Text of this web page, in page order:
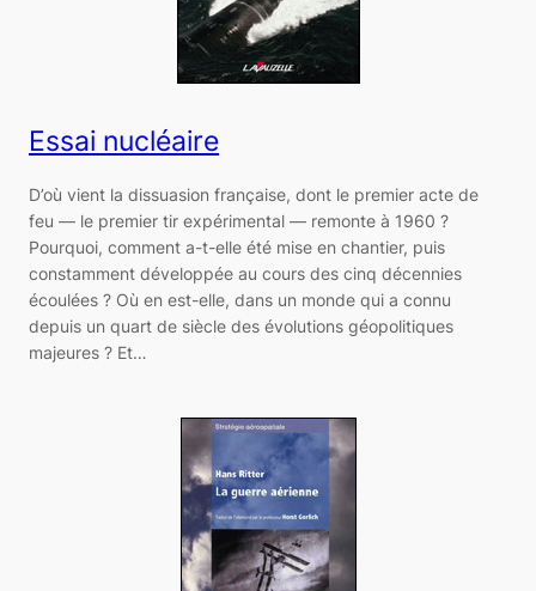
Essai nucléaire
D’où vient la dissuasion française, dont le premier acte de
feu — le premier tir expérimental — remonte à 1960 ?
Pourquoi, comment a-t-elle été mise en chantier, puis
constamment développée au cours des cinq décennies
écoulées ? Où en est-elle, dans un monde qui a connu
depuis un quart de siècle des évolutions géopolitiques
majeures ? Et…